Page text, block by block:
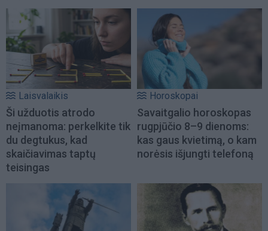
Laisvalaikis
Ši užduotis atrodo
neįmanoma: perkelkite tik
du degtukus, kad
skaičiavimas taptų
teisingas
Horoskopai
Savaitgalio horoskopas
rugpjūčio 8–9 dienoms:
kas gaus kvietimą, o kam
norėsis išjungti telefoną